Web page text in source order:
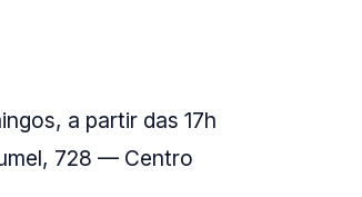
a partir das 17h
728 — Centro